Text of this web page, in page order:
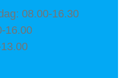
08.00-16.30
16.00